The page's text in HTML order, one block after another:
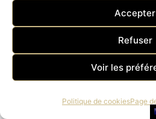
Accepter
Refuser
Voir les
Politique de cookiesPage
X (Twitter)
Mail Xing
WhatsApp